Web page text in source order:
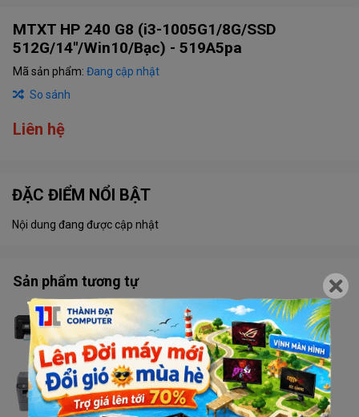
MTXT HP 240 G8 (i3-1005G1/8G/SSD
512G/14"/Win10/Bạc) - 519A5pa
Mã sản phẩm: Đang cập nhật
So sánh
Liên hệ
ĐẶC ĐIỂM NỔI BẬT
Nội dung đang được cập nhật
Sản phẩm tương tự
Máy in Brother MFC - T920DW
Liên hệ
Máy in Brother MFC - 2701DW
Liên hệ